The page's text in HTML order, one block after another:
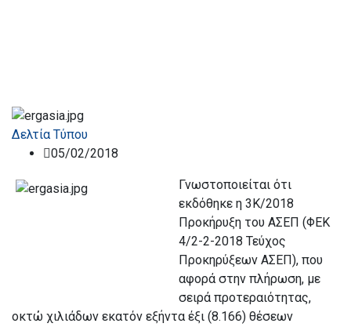
Δελτία Τύπου
05/02/2018
Γνωστοποιείται ότι
εκδόθηκε η 3Κ/2018
Προκήρυξη του ΑΣΕΠ (ΦΕΚ
4/2-2-2018 Τεύχος
Προκηρύξεων ΑΣΕΠ), που
αφορά στην πλήρωση, με
σειρά προτεραιότητας,
οκτώ χιλιάδων εκατόν εξήντα έξι (8.166) θέσεων